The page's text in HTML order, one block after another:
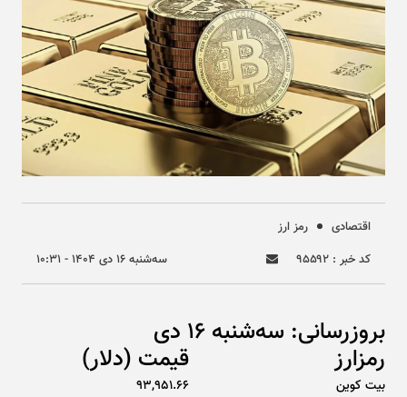
اقتصادی
رمز ارز
کد خبر : ۹۵۵۹۲
سه‌شنبه ۱۶ دی ۱۴۰۴ - ۱۰:۳۱
بروزرسانی: سه‌شنبه 16 دی
رمزارز قیمت (دلار)
بیت کوین
93,951.66